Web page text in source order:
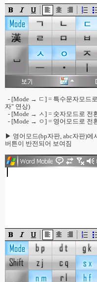
- [Mode → ㄷ] = 특수문자모드
자" 연상)
- [Mode → ㅅ] = 숫자모드로 전
- [Mode → ㅇ] = 영어모드로 전
▶ 영어모드(bp자판, abc자판)에
버튼이 반전되어 보여짐